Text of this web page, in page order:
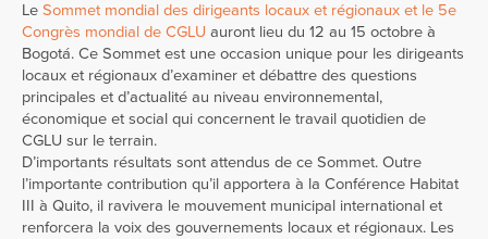
Le Sommet mondial des dirigeants locaux et régionaux et le 5e
Congrès mondial de CGLU auront lieu du 12 au 15 octobre à
Bogotá. Ce Sommet est une occasion unique pour les dirigeants
locaux et régionaux d’examiner et débattre des questions
principales et d’actualité au niveau environnemental,
économique et social qui concernent le travail quotidien de
CGLU sur le terrain.
D’importants résultats sont attendus de ce Sommet. Outre
l’importante contribution qu’il apportera à la Conférence Habitat
III à Quito, il ravivera le mouvement municipal international et
renforcera la voix des gouvernements locaux et régionaux. Les